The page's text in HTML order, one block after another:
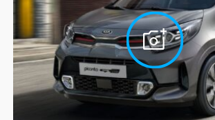
NEWSLETTER
SÍGUENOS